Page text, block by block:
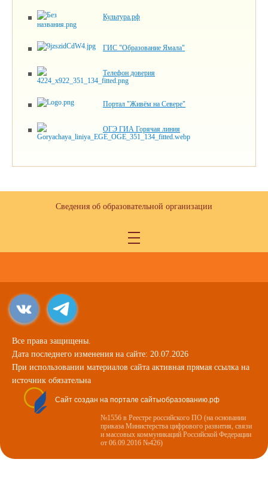
Культура.рф
ГИС "Образование Ямала"
Телефон доверия
Портал "Живём на Севере"
ОГЭ ГИА Горячая линия
Сведения об образовательной организации
Все права защищены.
Дата последнего изменения на сайте: 20.07.2026
При использовании материалов сайта активная прямая ссылка на
источник обязательна
Сайт создан на портале сайтыобразованию.рф
№1556 в Реестре российского ПО (на основании
приказа Министерства цифрового развития, связи
и массовых коммуникаций Российской Федерации
от 06.09.2016 №426)